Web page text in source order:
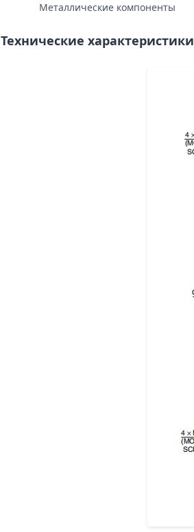
Металлические компоненты
Технические характеристики